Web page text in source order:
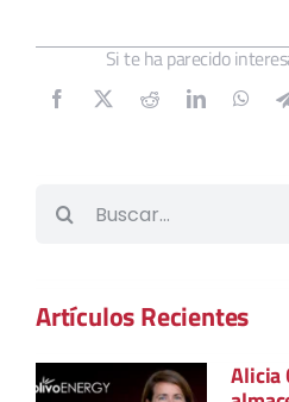
Si te ha parecido
Buscar:
Artículos Recientes
Alicia